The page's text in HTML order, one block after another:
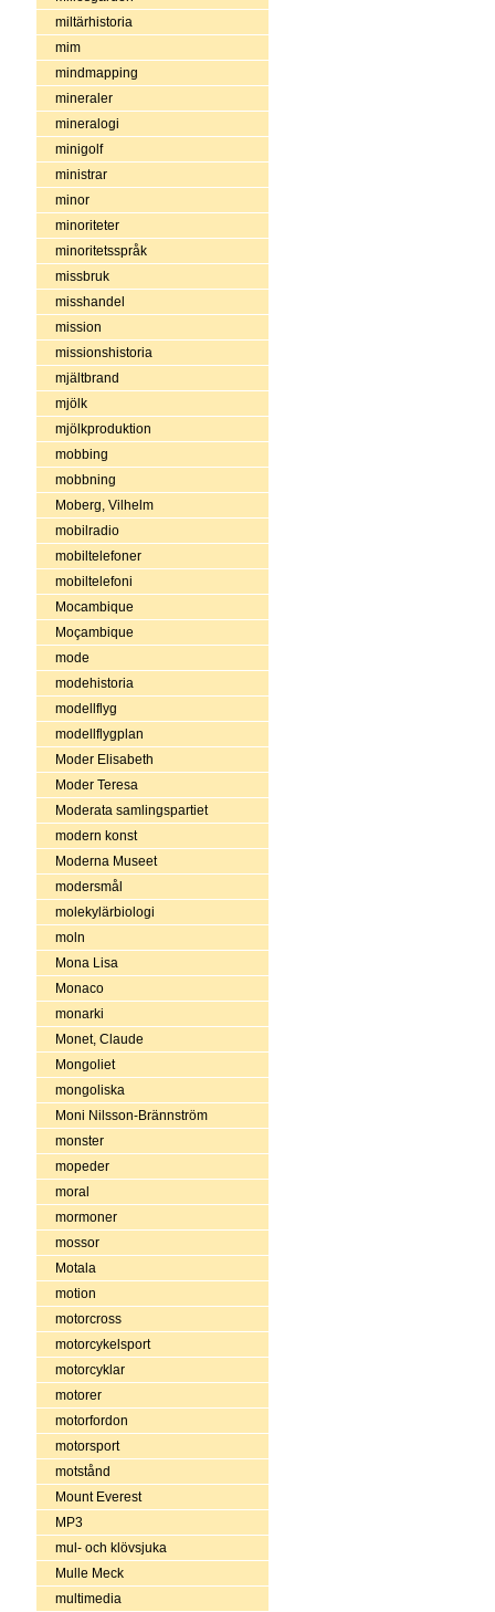
miltärhistoria
mim
mindmapping
mineraler
mineralogi
minigolf
ministrar
minor
minoriteter
minoritetsspråk
missbruk
misshandel
mission
missionshistoria
mjältbrand
mjölk
mjölkproduktion
mobbing
mobbning
Moberg, Vilhelm
mobilradio
mobiltelefoner
mobiltelefoni
Mocambique
Moçambique
mode
modehistoria
modellflyg
modellflygplan
Moder Elisabeth
Moder Teresa
Moderata samlingspartiet
modern konst
Moderna Museet
modersmål
molekylärbiologi
moln
Mona Lisa
Monaco
monarki
Monet, Claude
Mongoliet
mongoliska
Moni Nilsson-Brännström
monster
mopeder
moral
mormoner
mossor
Motala
motion
motorcross
motorcykelsport
motorcyklar
motorer
motorfordon
motorsport
motstånd
Mount Everest
MP3
mul- och klövsjuka
Mulle Meck
multimedia